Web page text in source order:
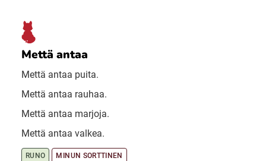
Mettä antaa
Mettä antaa puita.
Mettä antaa rauhaa.
Mettä antaa marjoja.
Mettä antaa valkea.
RUNO MINUN SORTTINEN